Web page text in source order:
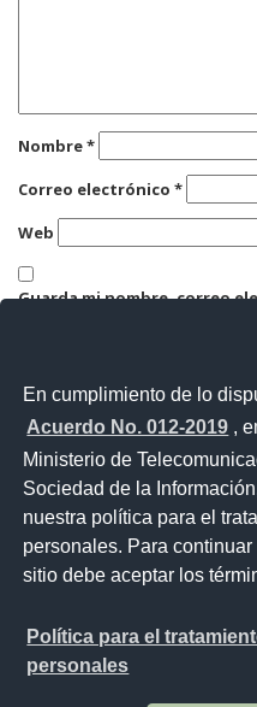
En cumplimiento de lo
Acuerdo No. 012-2019 ,
Ministerio de
Sociedad de la
nuestra política para el
personales. Para
sitio debe aceptar los
Política para el
personales
Nombre*
Correo electrónico *
Web
Guarda mi nombre, correo
Contacto
Portal
Sistema